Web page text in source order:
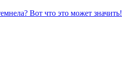
Вот что это может значить!